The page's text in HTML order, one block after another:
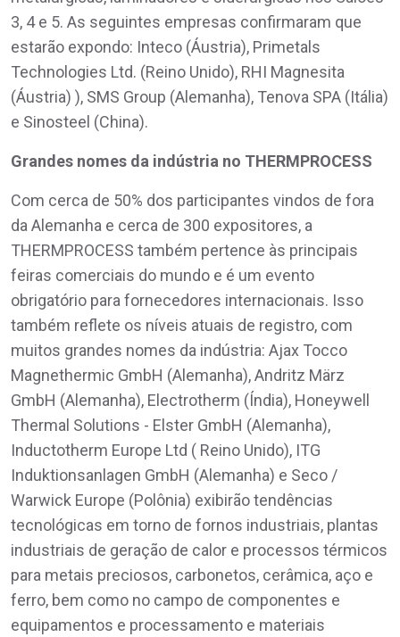
3, 4 e 5. As seguintes empresas confirmaram que
estarão expondo: Inteco (Áustria), Primetals
Technologies Ltd. (Reino Unido), RHI Magnesita
(Áustria) ), SMS Group (Alemanha), Tenova SPA (Itália)
e Sinosteel (China).
Grandes nomes da indústria no THERMPROCESS
Com cerca de 50% dos participantes vindos de fora
da Alemanha e cerca de 300 expositores, a
THERMPROCESS também pertence às principais
feiras comerciais do mundo e é um evento
obrigatório para fornecedores internacionais. Isso
também reflete os níveis atuais de registro, com
muitos grandes nomes da indústria: Ajax Tocco
Magnethermic GmbH (Alemanha), Andritz März
GmbH (Alemanha), Electrotherm (Índia), Honeywell
Thermal Solutions - Elster GmbH (Alemanha),
Inductotherm Europe Ltd ( Reino Unido), ITG
Induktionsanlagen GmbH (Alemanha) e Seco /
Warwick Europe (Polônia) exibirão tendências
tecnológicas em torno de fornos industriais, plantas
industriais de geração de calor e processos térmicos
para metais preciosos, carbonetos, cerâmica, aço e
ferro, bem como no campo de componentes e
equipamentos e processamento e materiais